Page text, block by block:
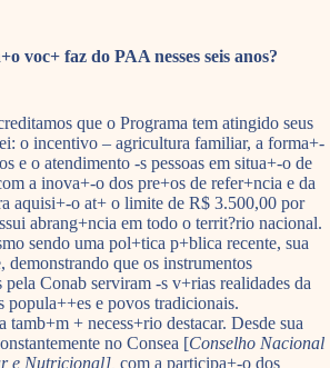
voc+ faz do PAA nesses seis anos?
que o Programa tem atingido seus
o incentivo – agricultura familiar, a forma+-
e o atendimento -s pessoas em situa+-o de
a inova+-o dos pre+os de refer+ncia e da
aquisi+-o at+ o limite de R$ 3.500,00 por
abrang+ncia em todo o territ?rio nacional.
sendo uma pol+tica p+blica recente, sua
demonstrando que os instrumentos
pela Conab serviram -s v+rias realidades da
popula++es e povos tradicionais.
+ necess+rio destacar. Desde sua
no Consea [Conselho Nacional
e Nutricional], com a participa+-o dos